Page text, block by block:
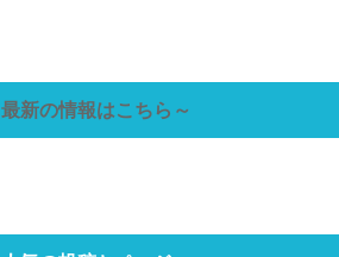
最新の情報はこちら～